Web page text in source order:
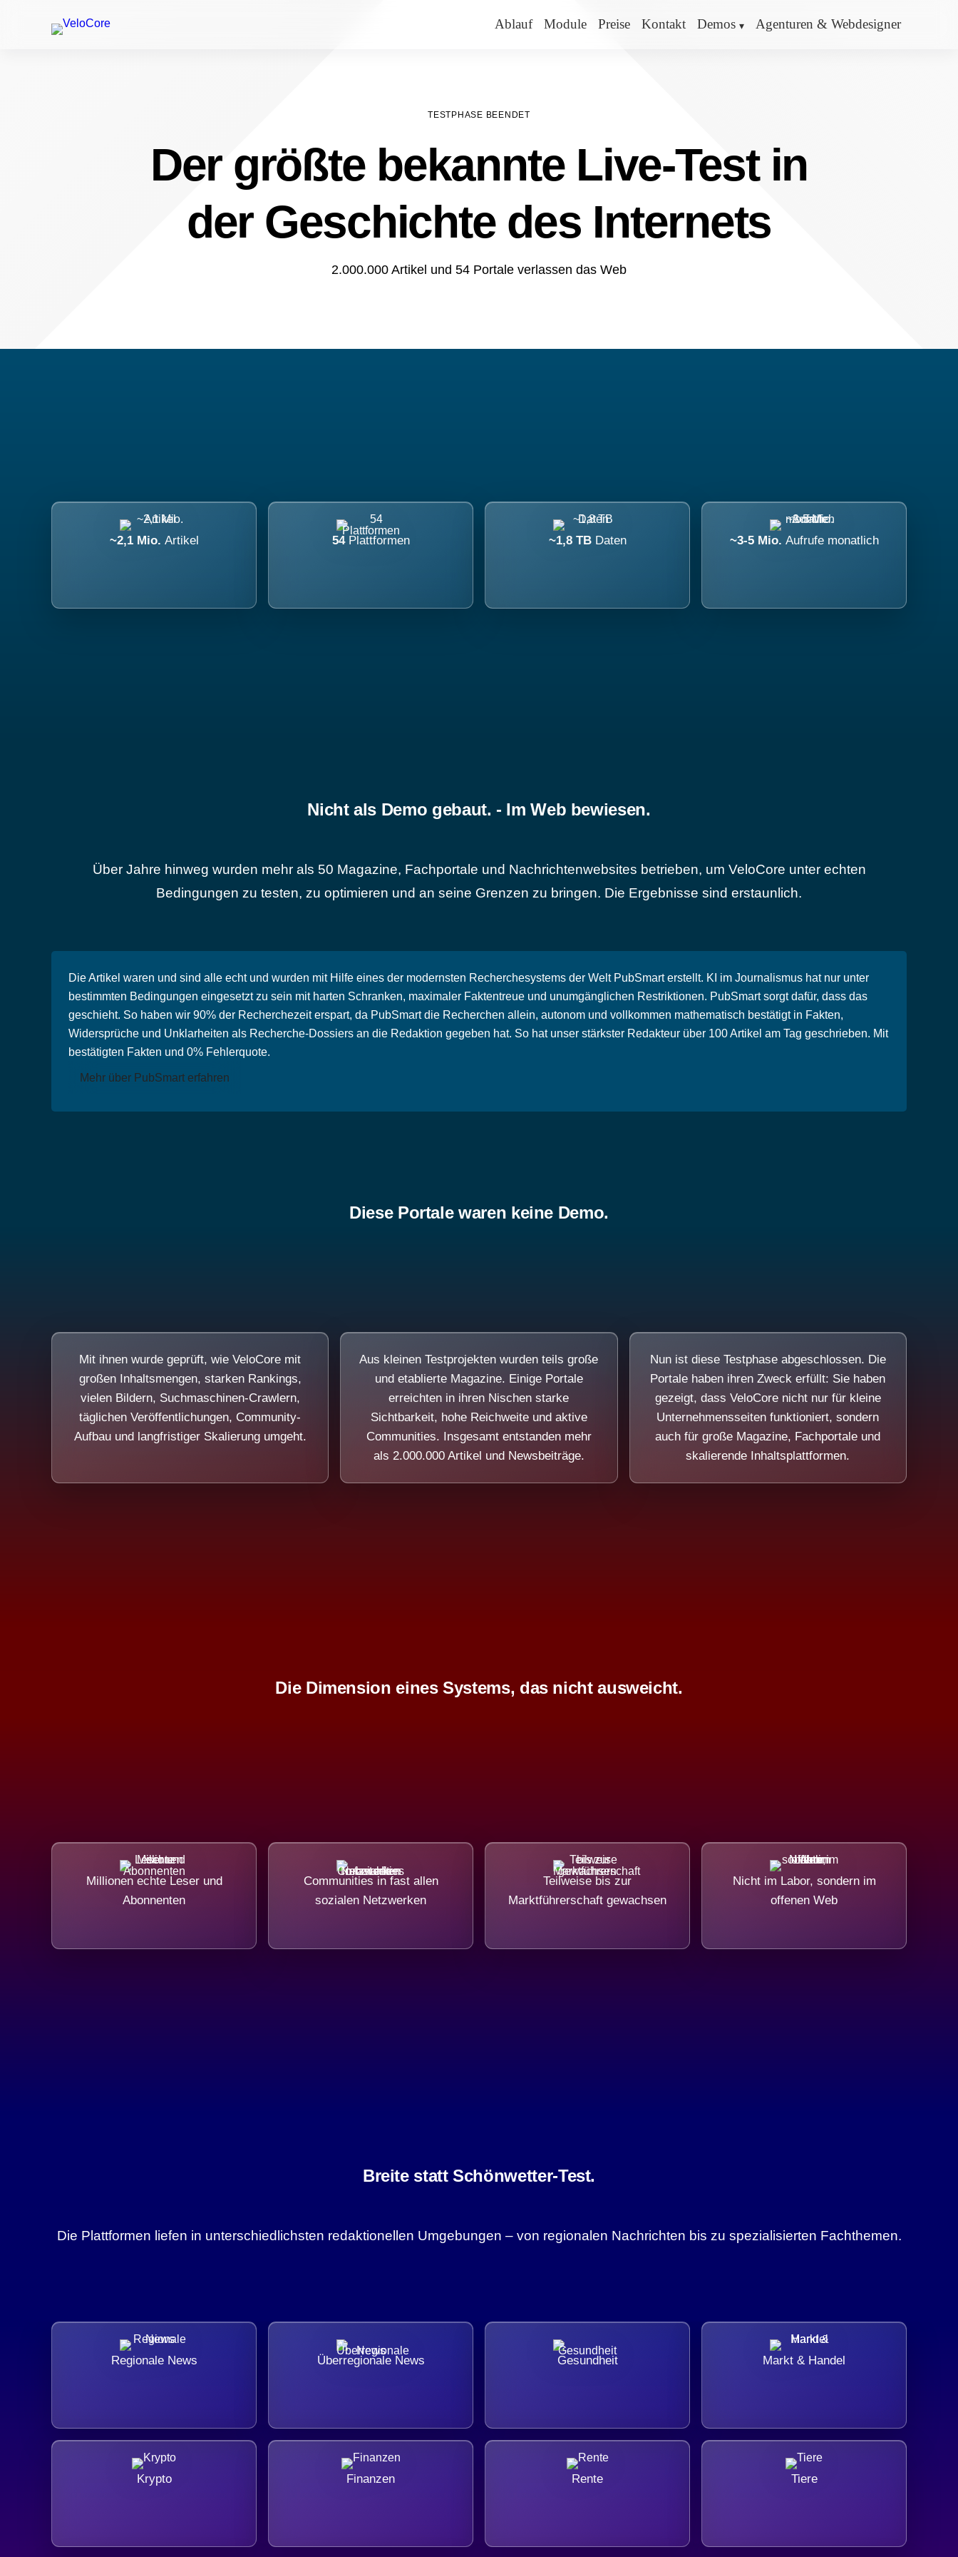
Ablauf Module Preise Kontakt Demos Agenturen & Webdesigner
TESTPHASE BEENDET
Der größte bekannte Live-Test in
der Geschichte des Internets
2.000.000 Artikel und 54 Portale verlassen das Web
~2,1 Mio. Artikel 54 Plattformen ~1,8 TB Daten ~3-5 Mio. Aufrufe monatlich
Nicht als Demo gebaut. - Im Web bewiesen.
Über Jahre hinweg wurden mehr als 50 Magazine, Fachportale und Nachrichtenwebsites betrieben, um VeloCore unter echten
Bedingungen zu testen, zu optimieren und an seine Grenzen zu bringen. Die Ergebnisse sind erstaunlich.
Die Artikel waren und sind alle echt und wurden mit Hilfe eines der modernsten Recherchesystems der Welt PubSmart erstellt. KI im Journalismus hat nur unter
bestimmten Bedingungen eingesetzt zu sein mit harten Schranken, maximaler Faktentreue und unumgänglichen Restriktionen. PubSmart sorgt dafür, dass das
geschieht. So haben wir 90% der Recherchezeit erspart, da PubSmart die Recherchen allein, autonom und vollkommen mathematisch bestätigt in Fakten,
Widersprüche und Unklarheiten als Recherche-Dossiers an die Redaktion gegeben hat. So hat unser stärkster Redakteur über 100 Artikel am Tag geschrieben. Mit
bestätigten Fakten und 0% Fehlerquote.
Mehr über PubSmart erfahren
Diese Portale waren keine Demo.
Mit ihnen wurde geprüft, wie VeloCore mit
großen Inhaltsmengen, starken Rankings,
vielen Bildern, Suchmaschinen-Crawlern,
täglichen Veröffentlichungen, Community-
Aufbau und langfristiger Skalierung umgeht.
Aus kleinen Testprojekten wurden teils große
und etablierte Magazine. Einige Portale
erreichten in ihren Nischen starke
Sichtbarkeit, hohe Reichweite und aktive
Communities. Insgesamt entstanden mehr
als 2.000.000 Artikel und Newsbeiträge.
Nun ist diese Testphase abgeschlossen. Die
Portale haben ihren Zweck erfüllt: Sie haben
gezeigt, dass VeloCore nicht nur für kleine
Unternehmensseiten funktioniert, sondern
auch für große Magazine, Fachportale und
skalierende Inhaltsplattformen.
Die Dimension eines Systems, das nicht ausweicht.
Millionen echte Leser und
Abonnenten
Communities in fast allen
sozialen Netzwerken
Teilweise bis zur
Marktführerschaft gewachsen
Nicht im Labor, sondern im
offenen Web
Breite statt Schönwetter-Test.
Die Plattformen liefen in unterschiedlichsten redaktionellen Umgebungen – von regionalen Nachrichten bis zu spezialisierten Fachthemen.
Regionale News Überregionale News Gesundheit Markt & Handel
Krypto Finanzen Rente Tiere